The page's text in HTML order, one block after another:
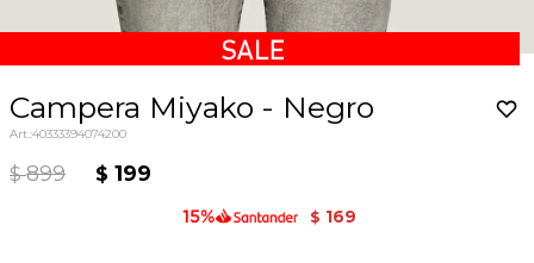
Campera Miyako - Negro
40333394074200
$ 899 $ 199
$ 169